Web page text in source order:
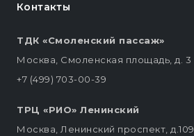
Контакты
ТДК «Смоленский пассаж»
Москва, Смоленская площадь, д. 3
+7 (499) 703-00-39
ТРЦ «РИО» Ленинский
Москва, Ленинский проспект, д.109